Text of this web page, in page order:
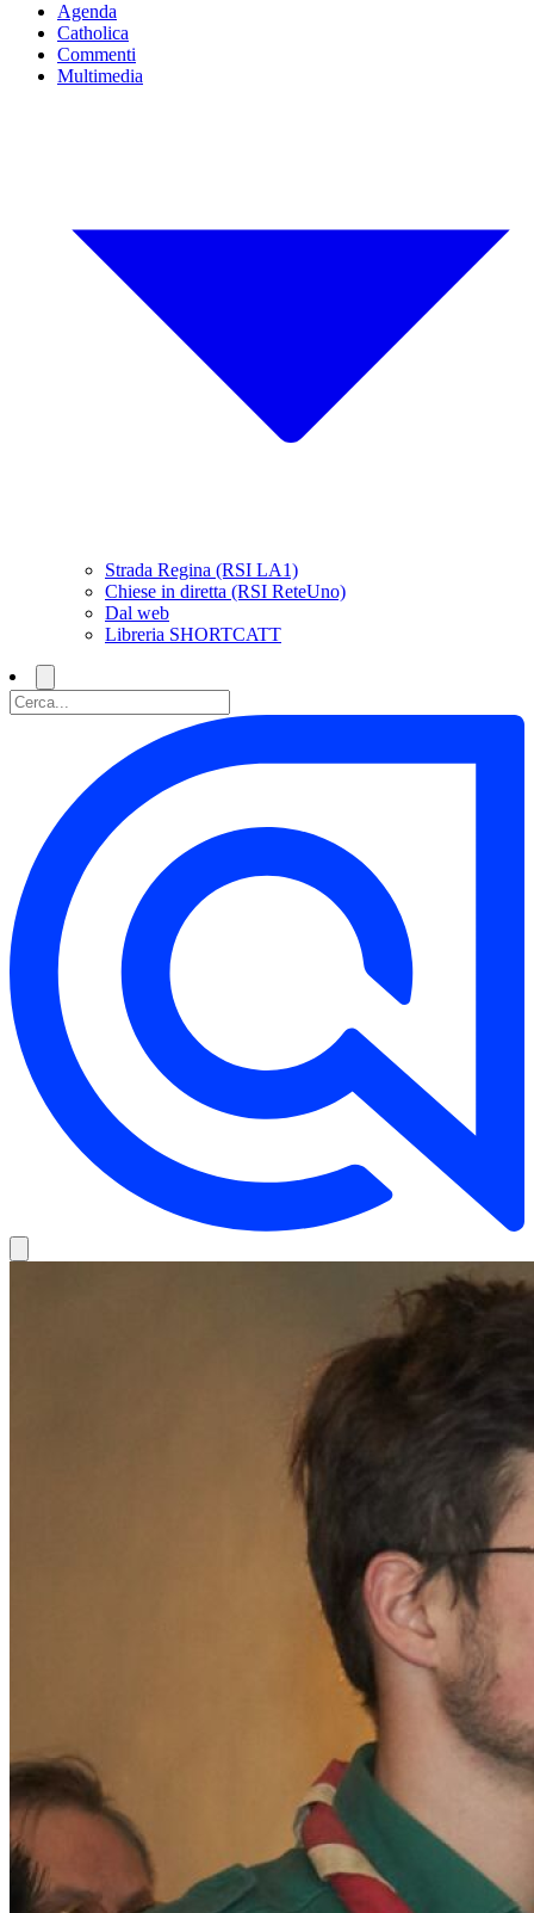
Agenda
Catholica
Commenti
Multimedia
Strada Regina (RSI LA1)
Chiese in diretta (RSI ReteUno)
Dal web
Libreria SHORTCATT